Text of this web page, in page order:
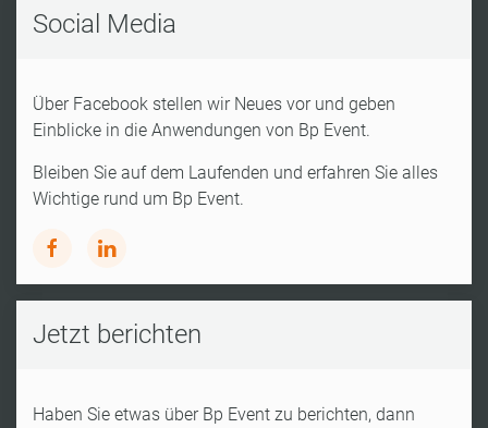
Social Media
Über Facebook stellen wir Neues vor und geben
Einblicke in die Anwendungen von Bp Event.
Bleiben Sie auf dem Laufenden und erfahren Sie alles
Wichtige rund um Bp Event.
Jetzt berichten
Haben Sie etwas über Bp Event zu berichten, dann